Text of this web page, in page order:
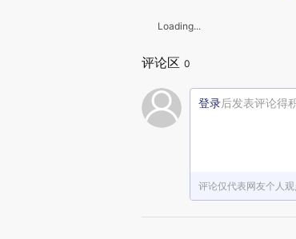
Loading...
评论区 0
登录后发表评论得
评论仅代表网友个人